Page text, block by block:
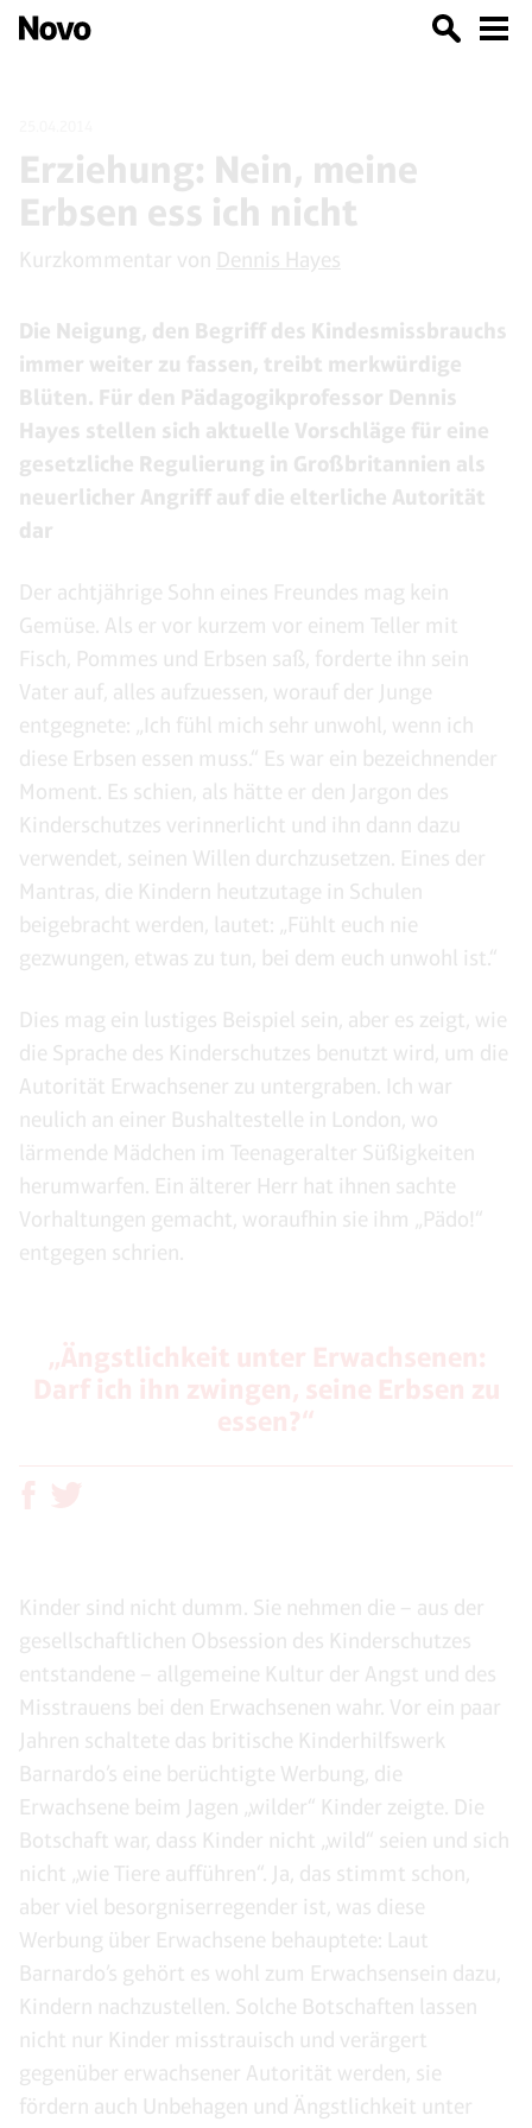
Erziehung: Nein, meine
Erbsen ess ich nicht
Kurzkommentar von Dennis Hayes
Die Neigung, den Begriff des Kindesmissbrauchs
immer weiter zu fassen, treibt merkwürdige
Blüten. Für den Pädagogikprofessor Dennis
Hayes stellen sich aktuelle Vorschläge für eine
gesetzliche Regulierung in Großbritannien als
neuerlicher Angriff auf die elterliche Autorität
dar
Der achtjährige Sohn eines Freundes mag kein
Gemüse. Als er vor kurzem vor einem Teller mit
Fisch, Pommes und Erbsen saß, forderte ihn sein
Vater auf, alles aufzuessen, worauf der Junge
entgegnete: „Ich fühl mich sehr unwohl, wenn ich
diese Erbsen essen muss.“ Es war ein bezeichnender
Moment. Es schien, als hätte er den Jargon des
Kinderschutzes verinnerlicht und ihn dann dazu
verwendet, seinen Willen durchzusetzen. Eines der
Mantras, die Kindern heutzutage in Schulen
beigebracht werden, lautet: „Fühlt euch nie
gezwungen, etwas zu tun, bei dem euch unwohl ist.“
Dies mag ein lustiges Beispiel sein, aber es zeigt, wie
die Sprache des Kinderschutzes benutzt wird, um die
Autorität Erwachsener zu untergraben. Ich war
neulich an einer Bushaltestelle in London, wo
lärmende Mädchen im Teenageralter Süßigkeiten
herumwarfen. Ein älterer Herr hat ihnen sachte
Vorhaltungen gemacht, woraufhin sie ihm „Pädo!“
entgegen schrien.
Kinder sind nicht dumm. Sie nehmen die – aus der
gesellschaftlichen Obsession des Kinderschutzes
entstandene – allgemeine Kultur der Angst und des
Misstrauens bei den Erwachsenen wahr. Vor ein paar
Jahren schaltete das britische Kinderhilfswerk
Barnardo’s eine berüchtigte Werbung, die
Erwachsene beim Jagen „wilder“ Kinder zeigte. Die
Botschaft war, dass Kinder nicht „wild“ seien und sich
nicht „wie Tiere aufführen“. Ja, das stimmt schon,
aber viel besorgniserregender ist, was diese
Werbung über Erwachsene behauptete: Laut
Barnardo’s gehört es wohl zum Erwachsensein dazu,
Kindern nachzustellen. Solche Botschaften lassen
nicht nur Kinder misstrauisch und verärgert
gegenüber erwachsener Autorität werden, sie
fördern auch Unbehagen und Ängstlichkeit unter